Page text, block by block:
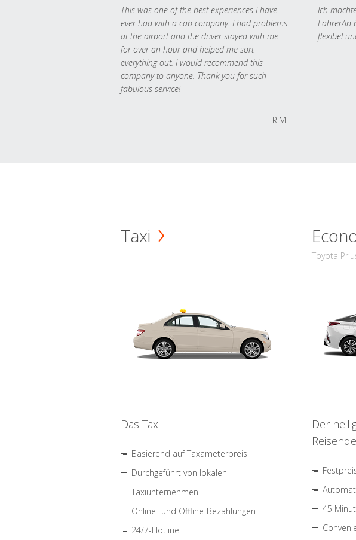
This was one of the best experiences I have
ever had with a cab company. I had problems
at the airport and the driver stayed with me
for over an hour and helped me sort
everything out. I would recommend this
company to anyone. Thank you for such
fabulous service!
R.M.
Ich
Fahrer/in
flexibel
Taxi
Das Taxi
Basierend auf Taxameterpreis
Durchgeführt von lokalen
Taxiunternehmen
Online- und Offline-Bezahlungen
24/7-Hotline
Toyota
Der
Reisende
45